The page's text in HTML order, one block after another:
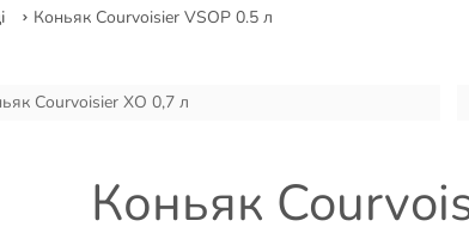
Коньяк Courvoisier VSOP 0.5 л
Courvoisier XO 0,7 л
Коньяк